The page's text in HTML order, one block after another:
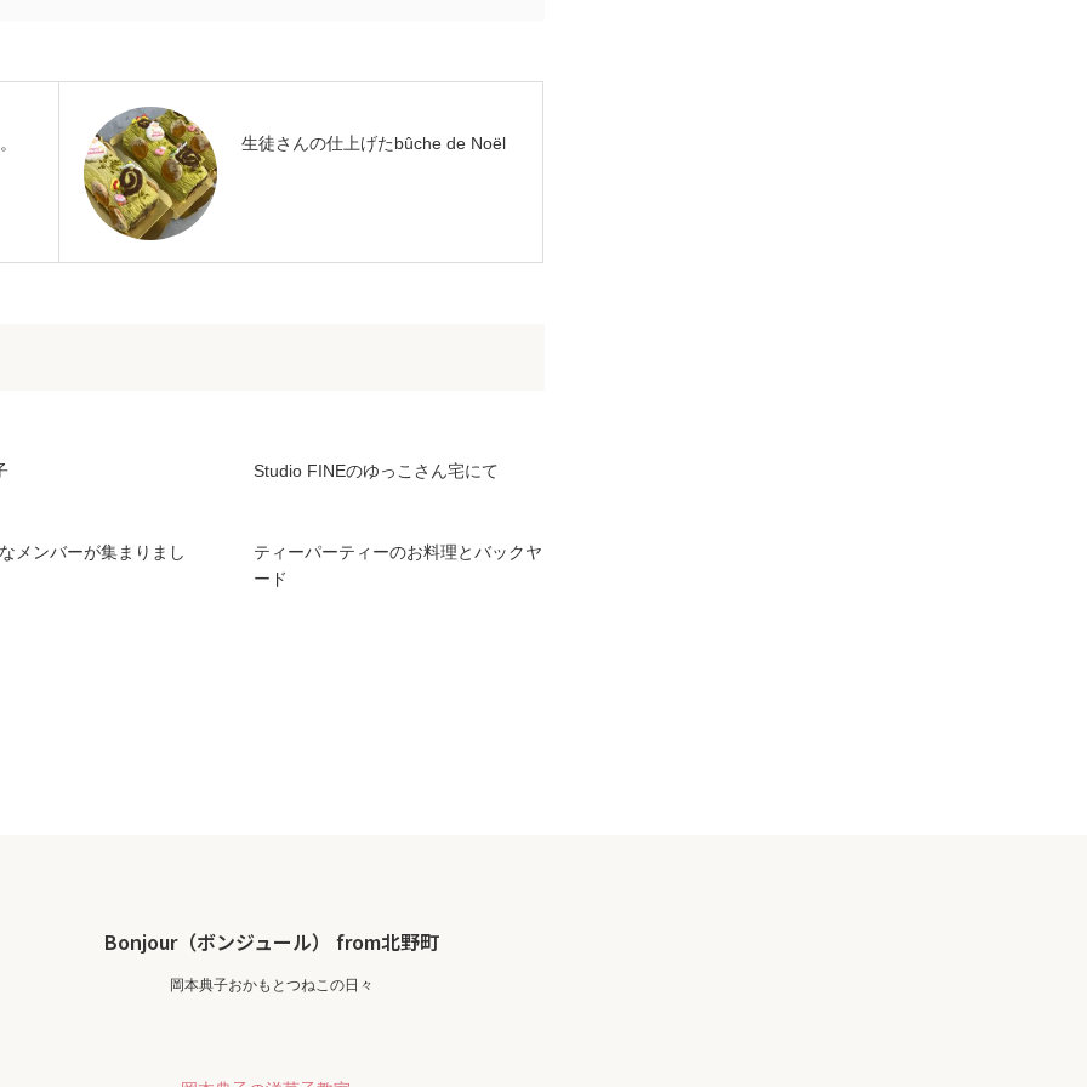
生徒さんの仕上げたbûche de Noël
Studio FINEのゆっこさん宅にて
メンバーが集まりまし
ティーパーティーのお料理とバックヤ
ード
Bonjour（ボンジュール） from北野町
岡本典子おかもとつねこの日々